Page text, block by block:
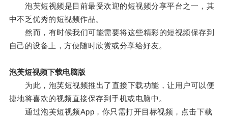
泡芙短视频是目前最受欢迎的短视频分享平台之一，其
中不乏优秀的短视频作品。
然而，有时候我们可能需要将这些精彩的短视频保存到
自己的设备上，方便随时欣赏或分享给好友。
泡芙短视频下载电脑版
为此，泡芙短视频推出了直接下载功能，让用户可以便
捷地将喜欢的视频直接保存到手机或电脑中。
通过泡芙短视频App，你只需打开目标视频，点击下载